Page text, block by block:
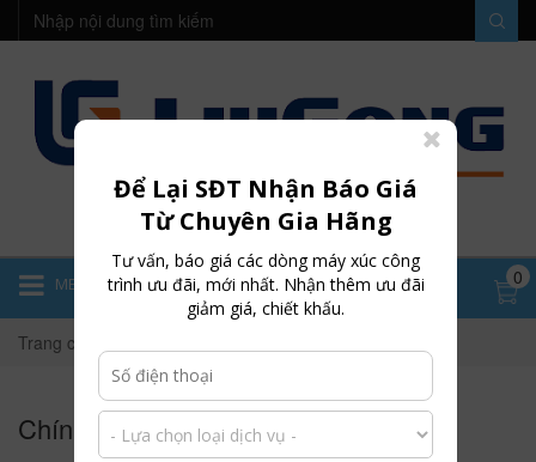
MENU 0
Trang chủ
Chính Sách Bảo Mật
Để Lại SĐT Nhận Báo Giá
Từ Chuyên Gia Hãng
Tư vấn, báo giá các dòng máy xúc công
trình ưu đãi, mới nhất. Nhận thêm ưu đãi
giảm giá, chiết khấu.